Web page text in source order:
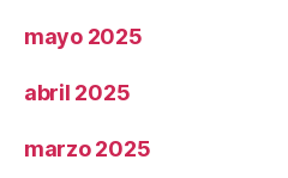
mayo 2025
abril 2025
marzo 2025